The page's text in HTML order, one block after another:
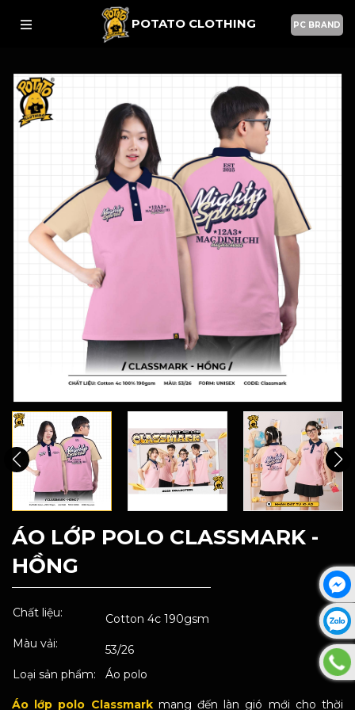
POTATO CLOTHING PC BRAND
ÁO LỚP POLO CLASSMARK -
HỒNG
Chất liệu:
Cotton 4c 190gsm
Màu vải:
53/26
Loại sản phẩm:
Áo polo
Áo lớp polo Classmarkmang đến làn gió mới cho thời